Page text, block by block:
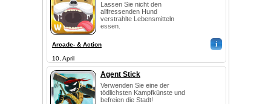
Lassen Sie nicht den
allfressenden Hund
verstrahlte Lebensmitteln
essen.
Arcade- & Action i
10, April
Agent Stick
Verwenden Sie eine der
tödlichsten Kampfkünste und
befreien die Stadt!